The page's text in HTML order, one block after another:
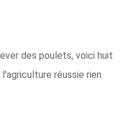
des poulets, voici huit
réussie rien